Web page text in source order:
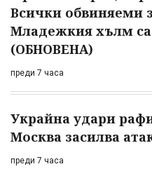
Всички обвиняеми
Младежкия хълм
(ОБНОВЕНА)
преди 7 часа
Украйна удари
Москва засилва
преди 7 часа